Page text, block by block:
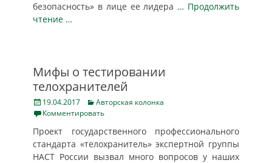
безопасность» в лице ее лидера … Продолжить
чтение …
Мифы о тестировании
телохранителей
Posted
on
19.04.2017 Categories
Авторская колонка
Комментировать
Проект государственного профессионального
стандарта «телохранитель» экспертной группы
НАСТ России вызвал много вопросов у наших